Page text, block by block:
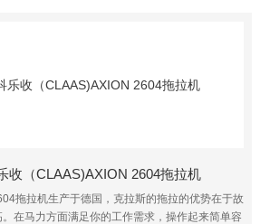
收（CLAAS)AXION 2604拖拉机
拖拉机生产于德国，克拉斯的拖拉的优势在于故
在马力方面满足你的工作需求，操作起来简单容